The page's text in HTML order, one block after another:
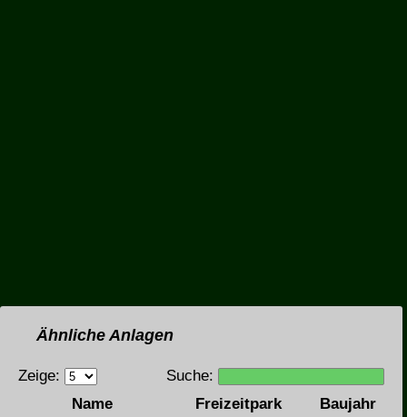
Ähnliche Anlagen
Suche:
Zeige:
Name
Freizeitpark Baujahr